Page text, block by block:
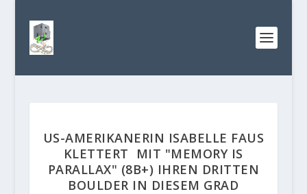
US-AMERIKANERIN ISABELLE FAUS
KLETTERT MIT "MEMORY IS
PARALLAX" (8B+) IHREN DRITTEN
BOULDER IN DIESEM GRAD